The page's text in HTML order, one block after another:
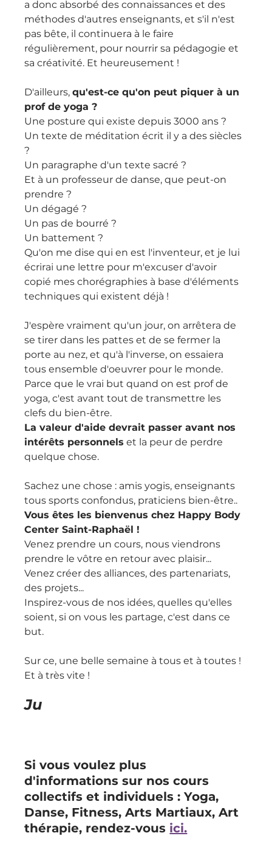
a donc absorbé des connaissances et des
méthodes d'autres enseignants, et s'il n'est
pas bête, il continuera à le faire
régulièrement, pour nourrir sa pédagogie et
sa créativité. Et heureusement !
D'ailleurs, qu'est-ce qu'on peut piquer à un
prof de yoga ?
Une posture qui existe depuis 3000 ans ?
Un texte de méditation écrit il y a des siècles
?
Un paragraphe d'un texte sacré ?
Et à un professeur de danse, que peut-on
prendre ?
Un dégagé ?
Un pas de bourré ?
Un battement ?
Qu'on me dise qui en est l'inventeur, et je lui
écrirai une lettre pour m'excuser d'avoir
copié mes chorégraphies à base d'éléments
techniques qui existent déjà !
J'espère vraiment qu'un jour, on arrêtera de
se tirer dans les pattes et de se fermer la
porte au nez, et qu'à l'inverse, on essaiera
tous ensemble d'oeuvrer pour le monde.
Parce que le vrai but quand on est prof de
yoga, c'est avant tout de transmettre les
clefs du bien-être.
La valeur d'aide devrait passer avant nos
intérêts personnels et la peur de perdre
quelque chose.
Sachez une chose : amis yogis, enseignants
tous sports confondus, praticiens bien-être..
Vous êtes les bienvenus chez Happy Body
Center Saint-Raphaël !
Venez prendre un cours, nous viendrons
prendre le vôtre en retour avec plaisir...
Venez créer des alliances, des partenariats,
des projets...
Inspirez-vous de nos idées, quelles qu'elles
soient, si on vous les partage, c'est dans ce
but.
Sur ce, une belle semaine à tous et à toutes !
Et à très vite !
Ju
Si vous voulez plus
d'informations sur nos cours
collectifs et individuels : Yoga,
Danse, Fitness, Arts Martiaux, Art
thérapie, rendez-vous ici.